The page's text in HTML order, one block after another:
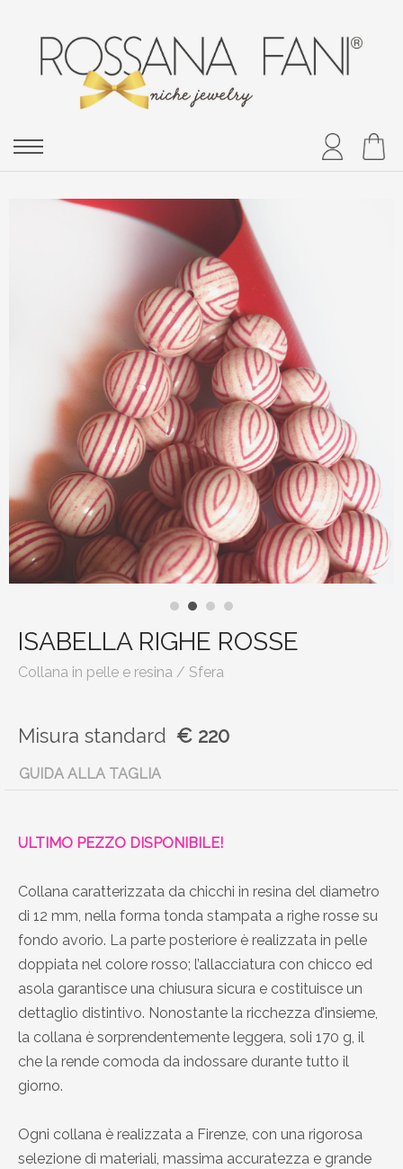
ISABELLA RIGHE ROSSE
Collana in pelle e resina / Sfera
Misura standard € 220
GUIDA ALLA TAGLIA
ULTIMO PEZZO DISPONIBILE!
Collana caratterizzata da chicchi in resina del diametro
di 12 mm, nella forma tonda stampata a righe rosse su
fondo avorio. La parte posteriore è realizzata in pelle
doppiata nel colore rosso; l’allacciatura con chicco ed
asola garantisce una chiusura sicura e costituisce un
dettaglio distintivo. Nonostante la ricchezza d’insieme,
la collana è sorprendentemente leggera, soli 170 g, il
che la rende comoda da indossare durante tutto il
giorno.
Ogni collana è realizzata a Firenze, con una rigorosa
selezione di materiali, massima accuratezza e grande